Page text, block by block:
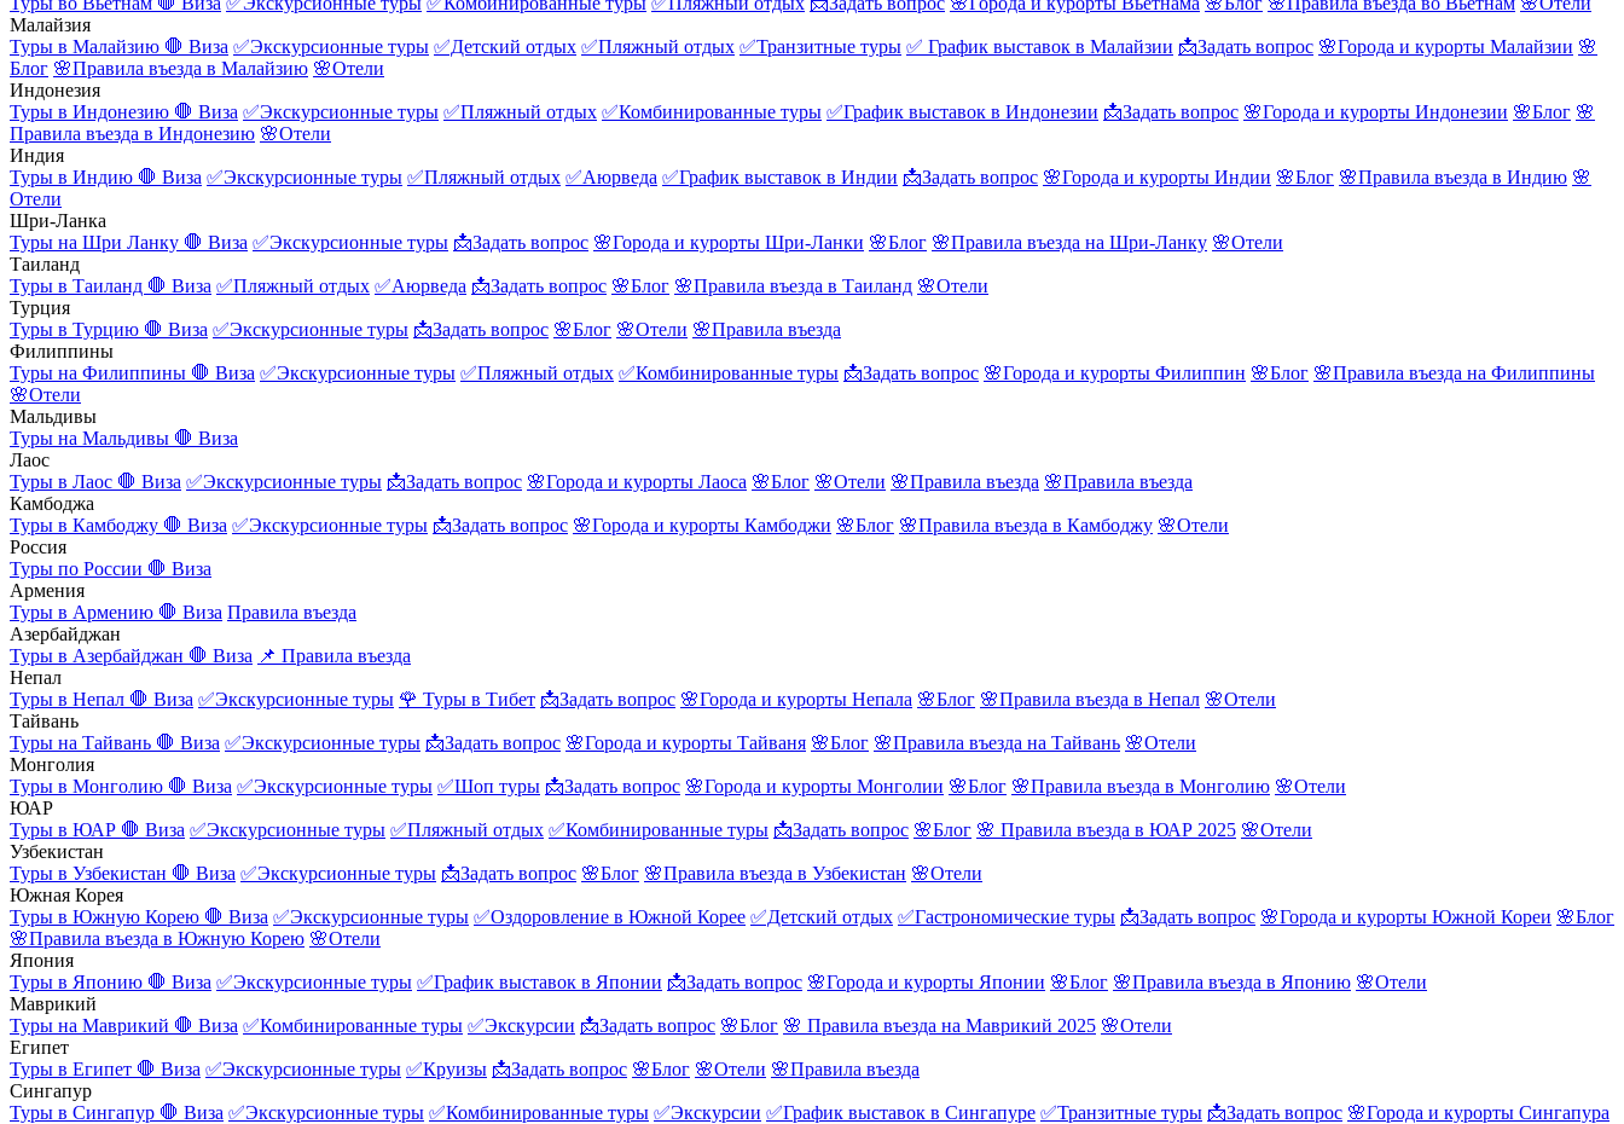
Малайзия
Туры в Малайзию 🛑 Виза ✅Экскурсионные туры ✅Детский отдых ✅Пляжный отдых ✅Транзитные туры ✅ График выставок в Малайзии 📩Задать вопрос 🌸Города и курорты Малайзии 🌸
Блог 🌸Правила въезда в Малайзию 🌸Отели
Индонезия
Туры в Индонезию 🛑 Виза ✅Экскурсионные туры ✅Пляжный отдых ✅Комбинированные туры ✅График выставок в Индонезии 📩Задать вопрос 🌸Города и курорты Индонезии 🌸Блог 🌸
Правила въезда в Индонезию 🌸Отели
Индия
Туры в Индию 🛑 Виза ✅Экскурсионные туры ✅Пляжный отдых ✅Аюрведа ✅График выставок в Индии 📩Задать вопрос 🌸Города и курорты Индии 🌸Блог 🌸Правила въезда в Индию 🌸
Отели
Шри-Ланка
Туры на Шри Ланку 🛑 Виза ✅Экскурсионные туры 📩Задать вопрос 🌸Города и курорты Шри-Ланки 🌸Блог 🌸Правила въезда на Шри-Ланку 🌸Отели
Таиланд
Туры в Таиланд 🛑 Виза ✅Пляжный отдых ✅Аюрведа 📩Задать вопрос 🌸Блог 🌸Правила въезда в Таиланд 🌸Отели
Турция
Туры в Турцию 🛑 Виза ✅Экскурсионные туры 📩Задать вопрос 🌸Блог 🌸Отели 🌸Правила въезда
Филиппины
Туры на Филиппины 🛑 Виза ✅Экскурсионные туры ✅Пляжный отдых ✅Комбинированные туры 📩Задать вопрос 🌸Города и курорты Филиппин 🌸Блог 🌸Правила въезда на Филиппины
🌸Отели
Мальдивы
Туры на Мальдивы 🛑 Виза
Лаос
Туры в Лаос 🛑 Виза ✅Экскурсионные туры 📩Задать вопрос 🌸Города и курорты Лаоса 🌸Блог 🌸Отели 🌸Правила въезда 🌸Правила въезда
Камбоджа
Туры в Камбоджу 🛑 Виза ✅Экскурсионные туры 📩Задать вопрос 🌸Города и курорты Камбоджи 🌸Блог 🌸Правила въезда в Камбоджу 🌸Отели
Россия
Туры по России 🛑 Виза
Армения
Туры в Армению 🛑 Виза Правила въезда
Азербайджан
Туры в Азербайджан 🛑 Виза 📌 Правила въезда
Непал
Туры в Непал 🛑 Виза ✅Экскурсионные туры 🌹 Туры в Тибет 📩Задать вопрос 🌸Города и курорты Непала 🌸Блог 🌸Правила въезда в Непал 🌸Отели
Тайвань
Туры на Тайвань 🛑 Виза ✅Экскурсионные туры 📩Задать вопрос 🌸Города и курорты Тайваня 🌸Блог 🌸Правила въезда на Тайвань 🌸Отели
Монголия
Туры в Монголию 🛑 Виза ✅Экскурсионные туры ✅Шоп туры 📩Задать вопрос 🌸Города и курорты Монголии 🌸Блог 🌸Правила въезда в Монголию 🌸Отели
ЮАР
Туры в ЮАР 🛑 Виза ✅Экскурсионные туры ✅Пляжный отдых ✅Комбинированные туры 📩Задать вопрос 🌸Блог 🌸 Правила въезда в ЮАР 2025 🌸Отели
Узбекистан
Туры в Узбекистан 🛑 Виза ✅Экскурсионные туры 📩Задать вопрос 🌸Блог 🌸Правила въезда в Узбекистан 🌸Отели
Южная Корея
Туры в Южную Корею 🛑 Виза ✅Экскурсионные туры ✅Оздоровление в Южной Корее ✅Детский отдых ✅Гастрономические туры 📩Задать вопрос 🌸Города и курорты Южной Кореи 🌸Блог
🌸Правила въезда в Южную Корею 🌸Отели
Япония
Туры в Японию 🛑 Виза ✅Экскурсионные туры ✅График выставок в Японии 📩Задать вопрос 🌸Города и курорты Японии 🌸Блог 🌸Правила въезда в Японию 🌸Отели
Маврикий
Туры на Маврикий 🛑 Виза ✅Комбинированные туры ✅Экскурсии 📩Задать вопрос 🌸Блог 🌸 Правила въезда на Маврикий 2025 🌸Отели
Египет
Туры в Египет 🛑 Виза ✅Экскурсионные туры ✅Круизы 📩Задать вопрос 🌸Блог 🌸Отели 🌸Правила въезда
Сингапур
Туры в Сингапур 🛑 Виза ✅Экскурсионные туры ✅Комбинированные туры ✅Экскурсии ✅График выставок в Сингапуре ✅Транзитные туры 📩Задать вопрос 🌸Города и курорты Сингапура